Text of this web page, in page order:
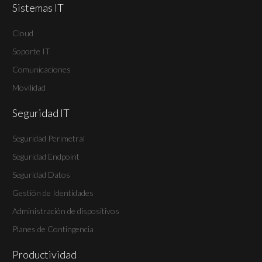
Sistemas IT
Cloud
Soporte IT
Comunicaciones
Movilidad
Seguridad IT
Seguridad Perimetral
Seguridad Endpoint
Seguridad Datos
Gestión de Identidades
Administración de dispositivos
Planes de Contingencia
Productividad